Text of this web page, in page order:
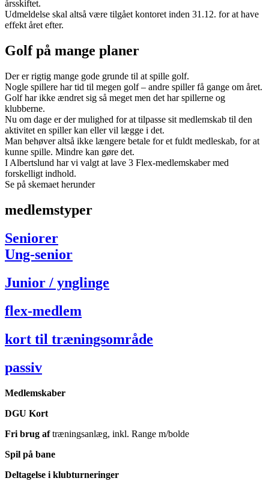
årsskiftet.
Udmeldelse skal altså være tilgået kontoret inden 31.12. for at have
effekt året efter.
Golf på mange planer
Der er rigtig mange gode grunde til at spille golf.
Nogle spillere har tid til megen golf – andre spiller få gange om året.
Golf har ikke ændret sig så meget men det har spillerne og
klubberne.
Nu om dage er der mulighed for at tilpasse sit medlemskab til den
aktivitet en spiller kan eller vil lægge i det.
Man behøver altså ikke længere betale for et fuldt medleskab, for at
kunne spille. Mindre kan gøre det.
I Albertslund har vi valgt at lave 3 Flex-medlemskaber med
forskelligt indhold.
Se på skemaet herunder
medlemstyper
Seniorer
Ung-senior
Junior / ynglinge
flex-medlem
kort til træningsområde
passiv
Medlemskaber
DGU Kort
Fri brug aftræningsanlæg, inkl. Range m/bolde
Spil på bane
Deltagelse i klubturneringer